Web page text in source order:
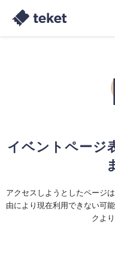
イベントページ
アクセスしようとしたページ
由により現在利用できない可
クよ